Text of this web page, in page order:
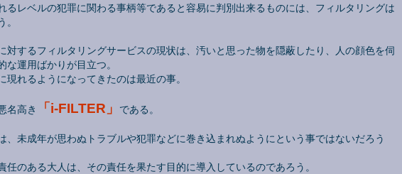
るレベルの犯罪に関わる事柄等であると容易に判別出来るものには、フィルタリングは
。
対するフィルタリングサービスの現状は、汚いと思った物を隠蔽したり、人の顔色を伺
な運用ばかりが目立つ。
現れるようになってきたのは最近の事。
名高き 「i-FILTER」 である。
、未成年が思わぬトラブルや犯罪などに巻き込まれぬようにという事ではないだろう
任のある大人は、その責任を果たす目的に導入しているのであろう。